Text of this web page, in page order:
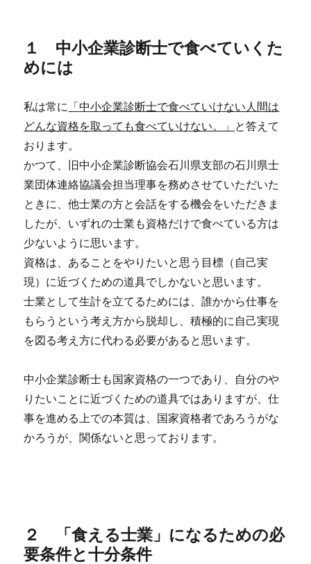
１ 中小企業診断士で食べていくた
めには
私は常に 「中小企業診断士で食べていけない人間は
どんな資格を取っても食べていけない。」 と答えて
おります。
かつて、旧中小企業診断協会石川県支部の石川県士
業団体連絡協議会担当理事を務めさせていただいた
ときに、他士業の方と会話をする機会をいただきま
したが、いずれの士業も資格だけで食べている方は
少ないように思います。
資格は、あることをやりたいと思う目標（自己実
現）に近づくための道具でしかないと思います。
士業として生計を立てるためには、誰かから仕事を
もらうという考え方から脱却し、積極的に自己実現
を図る考え方に代わる必要があると思います。
中小企業診断士も国家資格の一つであり、自分のや
りたいことに近づくための道具ではありますが、仕
事を進める上での本質は、国家資格者であろうがな
かろうが、関係ないと思っております。
２ 「食える士業」になるための必
要条件と十分条件